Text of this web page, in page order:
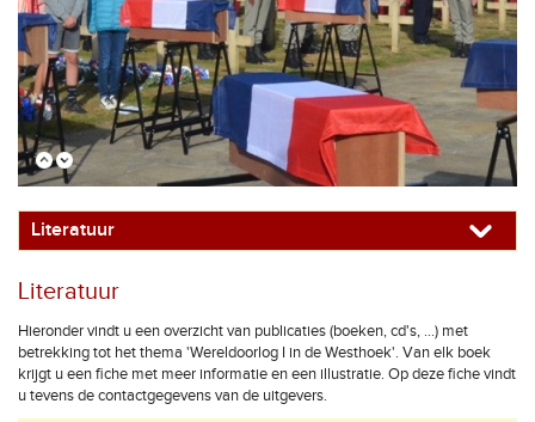
Literatuur
Literatuur
Hieronder vindt u een overzicht van publicaties (boeken, cd's, ...) met
betrekking tot het thema 'Wereldoorlog I in de Westhoek'. Van elk boek
krijgt u een fiche met meer informatie en een illustratie. Op deze fiche vindt
u tevens de contactgegevens van de uitgevers.